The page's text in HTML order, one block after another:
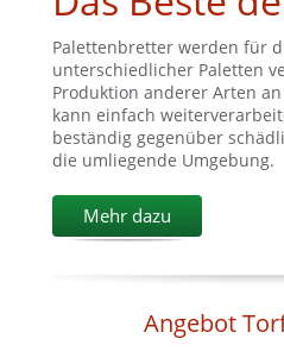
Palettenbretter werden für
unterschiedlicher Paletten
Produktion anderer Arten
kann einfach
beständig gegenüber
die umliegende Umgebung.
Mehr dazu
Angebot